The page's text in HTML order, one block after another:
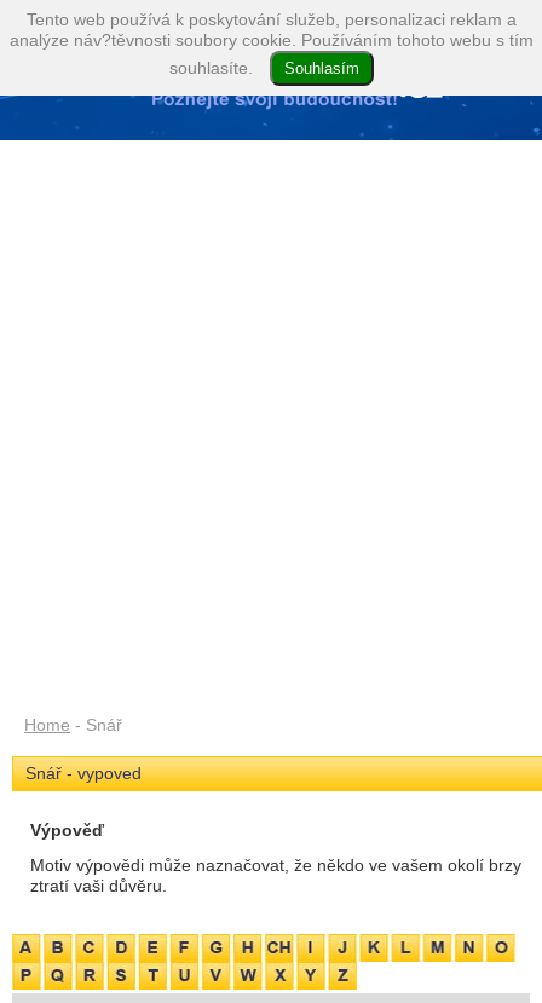
Home - Snář
Snář - vypoved
Výpověď
Motiv výpovědi může naznačovat, že někdo ve vašem okolí brzy
ztratí vaši důvěru.
Tento web používá k poskytování služeb, personalizaci reklam a
analýze náv?těvnosti soubory cookie. Používáním tohoto webu s tím
souhlasíte.